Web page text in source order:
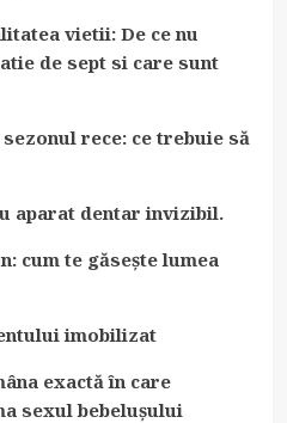
vietii: De ce nu
de sept si care sunt
rece: ce trebuie să
aparat dentar invizibil.
cum te găsește lumea
imobilizat
exactă în care
sexul bebelușului